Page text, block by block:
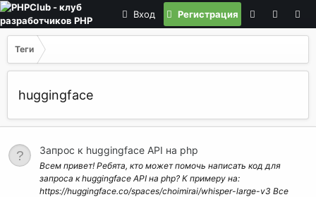
Вход Регистрация
Теги
huggingface
Запрос к huggingface API на php
Всем привет! Ребята, кто может помочь написать код для
запроса к huggingface API на php? К примеру на:
https://huggingface.co/spaces/choimirai/whisper-large-v3 Все